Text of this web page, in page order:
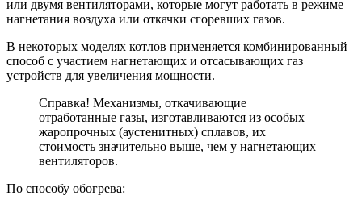
или двумя вентиляторами, которые могут работать в режиме
нагнетания воздуха или откачки сгоревших газов.
В некоторых моделях котлов применяется комбинированный
способ с участием нагнетающих и отсасывающих газ
устройств для увеличения мощности.
Справка! Механизмы, откачивающие
отработанные газы, изготавливаются из особых
жаропрочных (аустенитных) сплавов, их
стоимость значительно выше, чем у нагнетающих
вентиляторов.
По способу обогрева: